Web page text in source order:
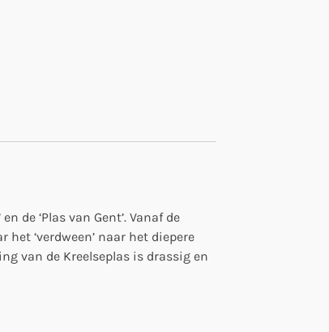
de ‘Plas van Gent’. Vanaf de
het ‘verdween’ naar het diepere
van de Kreelseplas is drassig en